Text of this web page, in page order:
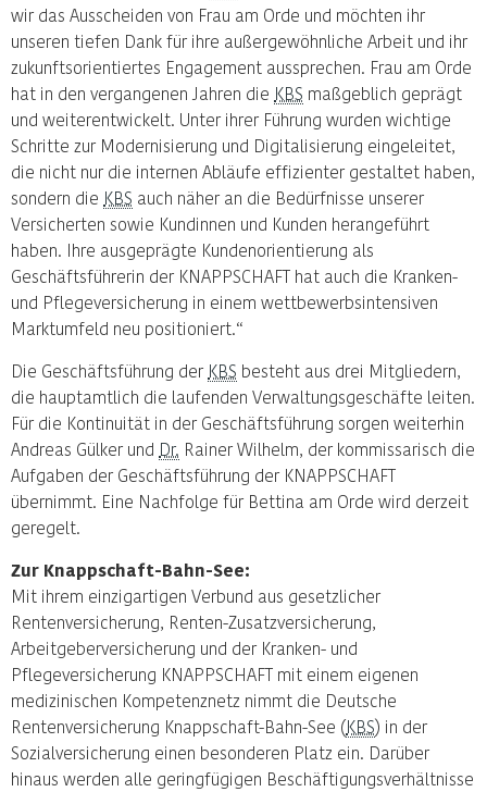
wir das Ausscheiden von Frau am Orde und möchten ihr
unseren tiefen Dank für ihre außergewöhnliche Arbeit und ihr
zukunftsorientiertes Engagement aussprechen. Frau am Orde
hat in den vergangenen Jahren die KBS maßgeblich geprägt
und weiterentwickelt. Unter ihrer Führung wurden wichtige
Schritte zur Modernisierung und Digitalisierung eingeleitet,
die nicht nur die internen Abläufe effizienter gestaltet haben,
sondern die KBS auch näher an die Bedürfnisse unserer
Versicherten sowie Kundinnen und Kunden herangeführt
haben. Ihre ausgeprägte Kundenorientierung als
Geschäftsführerin der KNAPPSCHAFT hat auch die Kranken-
und Pflegeversicherung in einem wettbewerbsintensiven
Marktumfeld neu positioniert.“
Die Geschäftsführung der KBS besteht aus drei Mitgliedern,
die hauptamtlich die laufenden Verwaltungsgeschäfte leiten.
Für die Kontinuität in der Geschäftsführung sorgen weiterhin
Andreas Gülker und Dr. Rainer Wilhelm, der kommissarisch die
Aufgaben der Geschäftsführung der KNAPPSCHAFT
übernimmt. Eine Nachfolge für Bettina am Orde wird derzeit
geregelt.
Zur Knappschaft-Bahn-See:
Mit ihrem einzigartigen Verbund aus gesetzlicher
Rentenversicherung, Renten-Zusatzversicherung,
Arbeitgeberversicherung und der Kranken- und
Pflegeversicherung KNAPPSCHAFT mit einem eigenen
medizinischen Kompetenznetz nimmt die Deutsche
Rentenversicherung Knappschaft-Bahn-See (KBS) in der
Sozialversicherung einen besonderen Platz ein. Darüber
hinaus werden alle geringfügigen Beschäftigungsverhältnisse